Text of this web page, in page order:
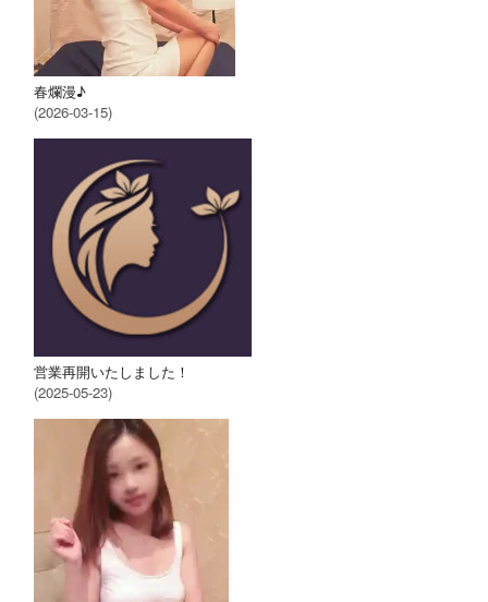
春爛漫♪
(2026-03-15)
営業再開いたしました！
(2025-05-23)